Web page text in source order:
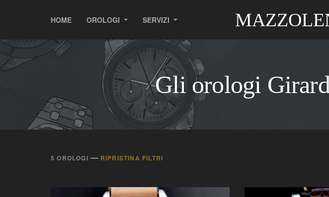
HOME OROLOGI SERVIZI
Gli orologi
5 OROLOGI — RIPRISTINA FILTRI